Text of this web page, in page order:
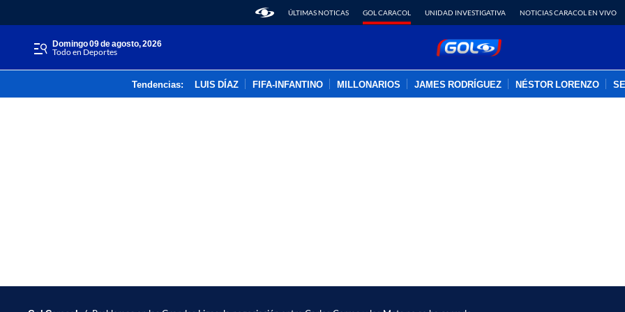
ÚLTIMAS NOTICAS GOL CARACOL UNIDAD INVESTIGATIVA NOTICIAS CARACOL EN VIVO
domingo 09 de agosto, 2026
Todo en Deportes
Tendencias: LUIS DÍAZ FIFA-INFANTINO MILLONARIOS JAMES RODRÍGUEZ NÉSTOR LORENZO